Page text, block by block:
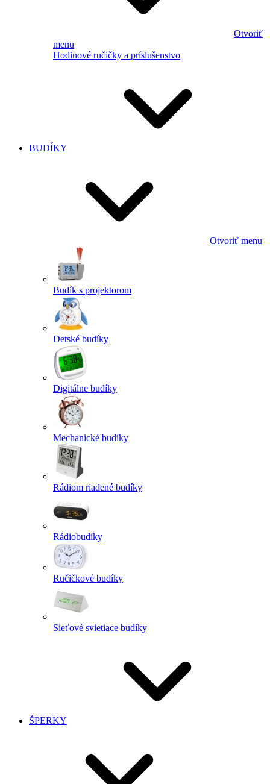
Otvoriť
menu
Hodinové ručičky a príslušenstvo
BUDÍKY
Otvoriť menu
Budík s projektorom
Detské budíky
Digitálne budíky
Mechanické budíky
Rádiom riadené budíky
Rádiobudíky
Ručičkové budíky
Sieťové svietiace budíky
ŠPERKY